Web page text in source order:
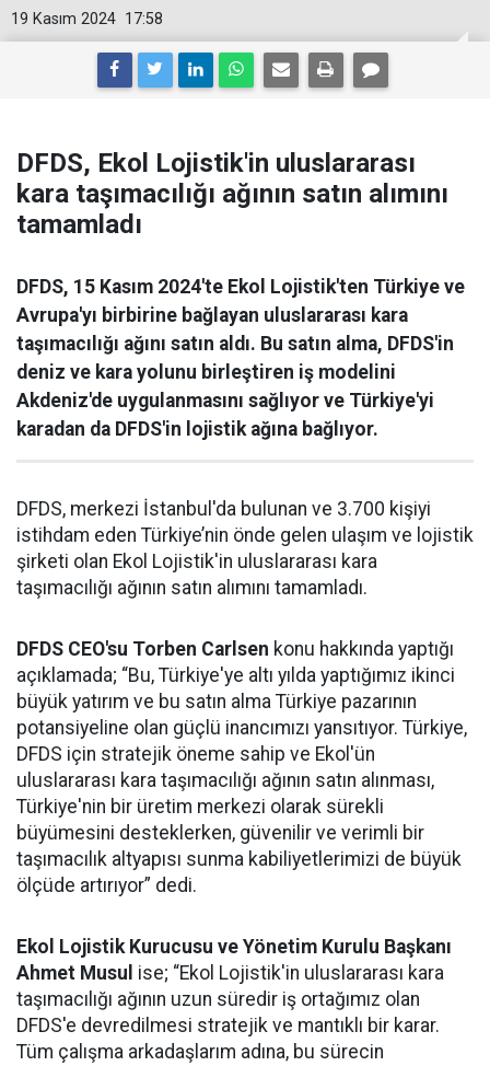
17:58
19 Kasım 2024
DFDS, Ekol Lojistik'in uluslararası
kara taşımacılığı ağının satın alımını
tamamladı
DFDS, 15 Kasım 2024'te Ekol Lojistik'ten Türkiye ve
Avrupa'yı birbirine bağlayan uluslararası kara
taşımacılığı ağını satın aldı. Bu satın alma, DFDS'in
deniz ve kara yolunu birleştiren iş modelini
Akdeniz'de uygulanmasını sağlıyor ve Türkiye'yi
karadan da DFDS'in lojistik ağına bağlıyor.
DFDS, merkezi İstanbul'da bulunan ve 3.700 kişiyi
istihdam eden Türkiye’nin önde gelen ulaşım ve lojistik
şirketi olan Ekol Lojistik'in uluslararası kara
taşımacılığı ağının satın alımını tamamladı.
DFDS CEO'su Torben Carlsen konu hakkında yaptığı
açıklamada; “Bu, Türkiye'ye altı yılda yaptığımız ikinci
büyük yatırım ve bu satın alma Türkiye pazarının
potansiyeline olan güçlü inancımızı yansıtıyor. Türkiye,
DFDS için stratejik öneme sahip ve Ekol'ün
uluslararası kara taşımacılığı ağının satın alınması,
Türkiye'nin bir üretim merkezi olarak sürekli
büyümesini desteklerken, güvenilir ve verimli bir
taşımacılık altyapısı sunma kabiliyetlerimizi de büyük
ölçüde artırıyor” dedi.
Ekol Lojistik Kurucusu ve Yönetim Kurulu Başkanı
Ahmet Musul ise; “Ekol Lojistik'in uluslararası kara
taşımacılığı ağının uzun süredir iş ortağımız olan
DFDS'e devredilmesi stratejik ve mantıklı bir karar.
Tüm çalışma arkadaşlarım adına, bu sürecin